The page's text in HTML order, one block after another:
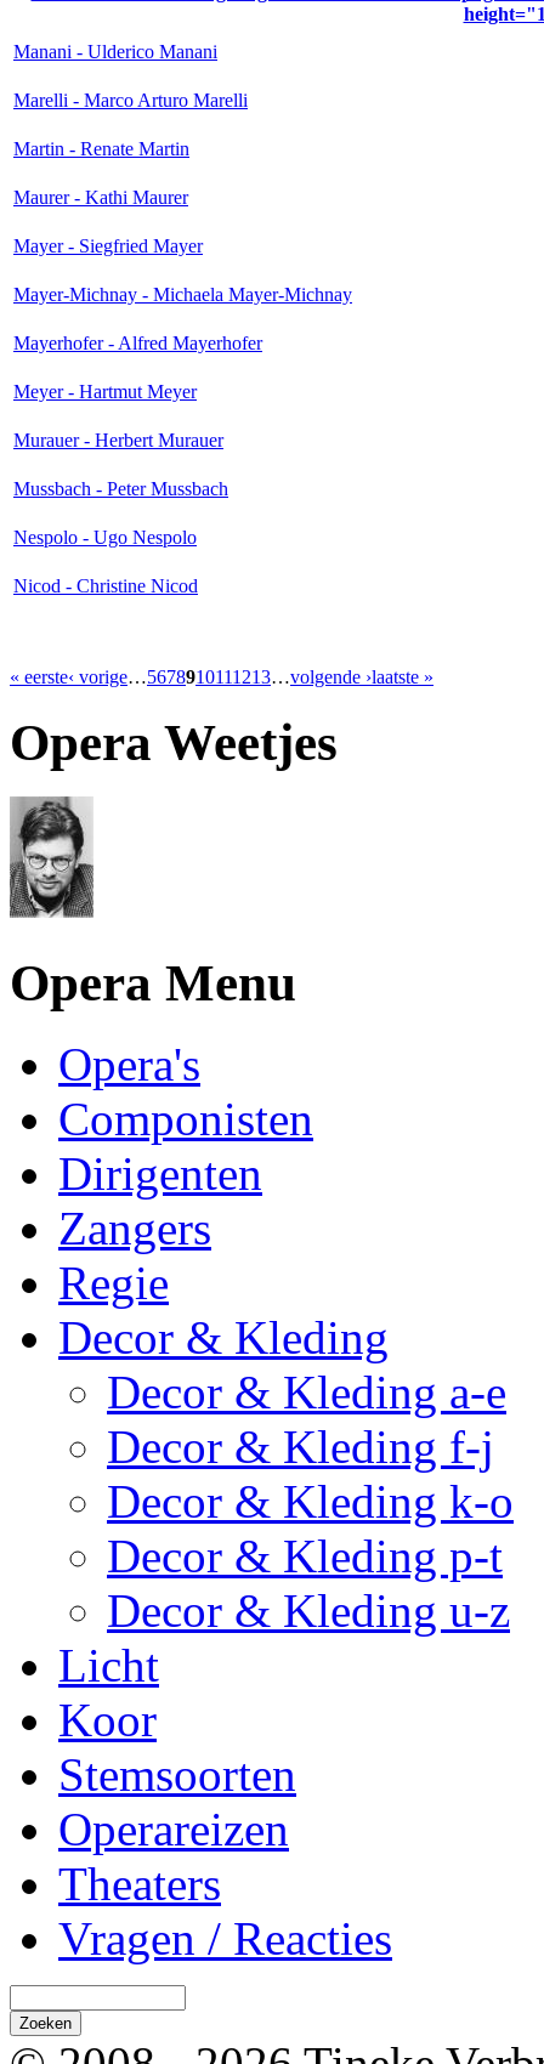
Manani - Ulderico Manani
Marelli - Marco Arturo Marelli
Martin - Renate Martin
Maurer - Kathi Maurer
Mayer - Siegfried Mayer
Mayer-Michnay - Michaela Mayer-Michnay
Mayerhofer - Alfred Mayerhofer
Meyer - Hartmut Meyer
Murauer - Herbert Murauer
Mussbach - Peter Mussbach
Nespolo - Ugo Nespolo
Nicod - Christine Nicod
« eerste‹ vorige…5678910111213…volgende ›laatste »
Opera Weetjes
Opera Menu
Opera's
Componisten
Dirigenten
Zangers
Regie
Decor & Kleding
Decor & Kleding a-e
Decor & Kleding f-j
Decor & Kleding k-o
Decor & Kleding p-t
Decor & Kleding u-z
Licht
Koor
Stemsoorten
Operareizen
Theaters
Vragen / Reacties